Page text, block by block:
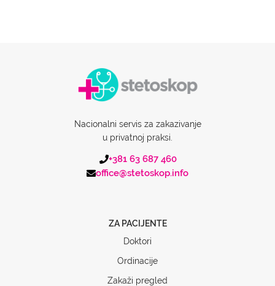
Nacionalni servis za zakazivanje
u privatnoj praksi.
+381 63 687 460
office@stetoskop.info
ZA PACIJENTE
Doktori
Ordinacije
Zakaži pregled